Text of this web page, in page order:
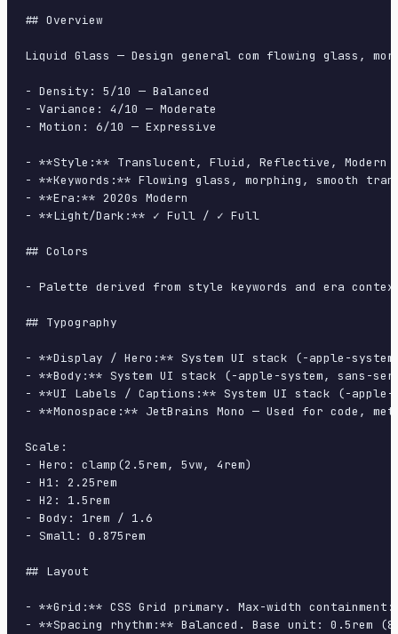
## Overview
Liquid Glass — Design general com flowing glass,
- Density: 5/10 — Balanced
- Variance: 4/10 — Moderate
- Motion: 6/10 — Expressive
- **Style:** Translucent, Fluid, Reflective, Modern
- **Keywords:** Flowing glass, morphing, smooth
- **Era:** 2020s Modern
- **Light/Dark:** ✓ Full / ✓ Full
## Colors
- Palette derived from style keywords and era
## Typography
- **Display / Hero:** System UI stack (-apple-
- **Body:** System UI stack (-apple-system, sans-
- **UI Labels / Captions:** System UI stack (-
- **Monospace:** JetBrains Mono — Used for code,
Scale:
- Hero: clamp(2.5rem, 5vw, 4rem)
- H1: 2.25rem
- H2: 1.5rem
- Body: 1rem / 1.6
- Small: 0.875rem
## Layout
- **Grid:** CSS Grid primary. Max-width
- **Spacing rhythm:** Balanced. Base unit: 0.5rem